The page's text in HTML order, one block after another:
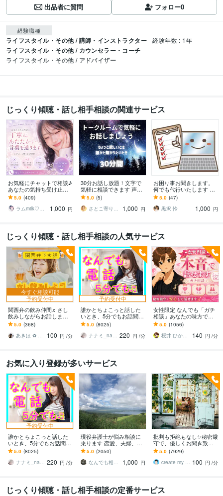
出品者に質問 フォロー0
経験職種
ライフスタイル・その他 / 講師・インストラクター 経験年数 : 1年
ライフスタイル・その他 / カウンセラー・コーチ
ライフスタイル・その他 / アドバイザー
じっくり傾聴・話し相手相談の関連サービス
お気軽にチャットで相談♪
あなたの気持ち受け止め
ます ゆっくりお話聞きま
す☆1人じゃないよ☺︎一緒
に考えよう･:*
5.0 (409)
ラムmilk♡癒し声主婦セラピスト･°＊
1,000 円
30分お話し放題！文字で
気軽に相談できます 声を
出さなくてOK！誰にも知
られず気軽におしゃべり
放題☆
5.0 (5)
さとこ寄り添いタロットリーディング
1,000 円
お困り事お聞きします。
何でも代行いたします 土
日祝、夜間対応。見積も
り、返信早いです。
5.0 (47)
黒沢 怜
1,000 円
じっくり傾聴・話し相手相談の人気サービス
今すぐ相談可能
予約受付中
関西弁の飲み仲間♬さし
飲みしながらお話します
何となく話したい✨酔った
時のいい気分のまま⭐︎お話
しましょう
5.0 (368)
あきほ ✿ 元気を届ける関西女子✨
100 円 /分
予約受付中
誰かとちょこっと話した
いとき、5分でもお話聞き
ます 疲れた～、でもカウ
ンセリングじゃない、な
んとなく雑談聞いて～
5.0 (8025)
ナナミ_nanami 220 円 /分
女性限定 なんでも「ガチ
相談」あなたの味方で話
ます 男性目線で、あなた
の恋の“答え”を言葉にしま
す。
5.0 (1056)
桜井 ひかる｜経験豊富の恋愛相談室
140 円 /分
お気に入り登録が多いサービス
予約受付中
誰かとちょこっと話した
いとき、5分でもお話聞き
ます 疲れた～、でもカウ
ンセリングじゃない、な
んとなく雑談聞いて～
5.0 (8025)
ナナミ_nanami 220 円 /分
現役弁護士が悩み相談に
乗ります 恋愛、夫婦、学
校、会社、お金，単なる
愚痴など何でもOK！
5.0 (2050)
なんでも相談員
1,000 円
批判も拒絶もなし✨秘密厳
守で、優しくお聞き致し
ます ✨お試し１分から✨
違うかな？と思ったら途
中で切って構いません
5.0 (7929)
create my life 100 円 /分
じっくり傾聴・話し相手相談の定番サービス